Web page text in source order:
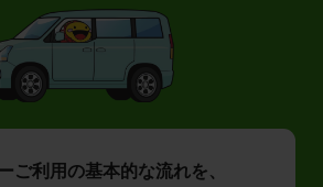
ご利用の基本的な流れを、